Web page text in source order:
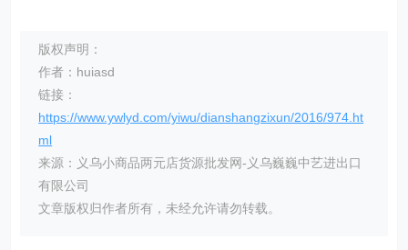
版权声明：
作者：huiasd
链接：
https://www.ywlyd.com/yiwu/dianshangzixun/2016/974.ht
ml
来源：义乌小商品两元店货源批发网-义乌巍巍中艺进出口
有限公司
文章版权归作者所有，未经允许请勿转载。